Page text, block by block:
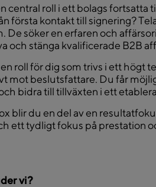
central roll i ett bolags
första kontakt till signering?
De söker en erfaren och
och stänga kvalificerade B2B
roll för dig som trivs i ett högt
mot beslutsfattare. Du får
bidra till tillväxten i ett
blir du en del av en
ett tydligt fokus på prestation
vi?